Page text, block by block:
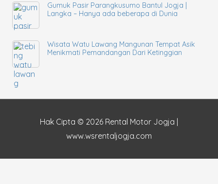
Gumuk Pasir Parangkusumo Bantul Jogja |
Langka – Hanya ada beberapa di Dunia
Wisata Watu Lawang Mangunan Tempat Asik
Menikmati Pemandangan Dari Ketinggian
Hak Cipta © 2026 Rental Motor Jogja |
www.wsrentaljogja.com